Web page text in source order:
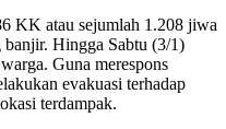
KK atau sejumlah 1.208 jiwa
banjir. Hingga Sabtu (3/1)
Guna merespons
evakuasi terhadap
terdampak.